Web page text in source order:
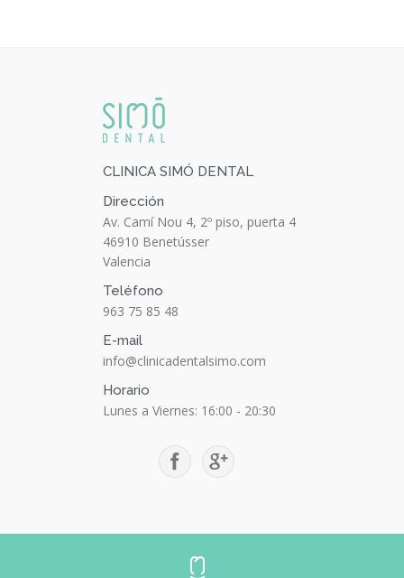
CLINICA SIMÓ DENTAL
Dirección
Av. Camí Nou 4, 2º piso, puerta 4
46910 Benetússer
Valencia
Teléfono
963 75 85 48
E-mail
info@clinicadentalsimo.com
Horario
Lunes a Viernes: 16:00 - 20:30